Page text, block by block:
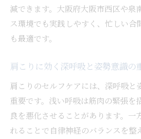
減できます。大阪府大阪市西区や泉
ス環境でも実践しやすく、忙しい合
も最適です。
肩こりに効く深呼吸と姿勢意識の
肩こりのセルフケアには、深呼吸と
重要です。浅い呼吸は筋肉の緊張を
良を悪化させることがあります。一
れることで自律神経のバランスを整